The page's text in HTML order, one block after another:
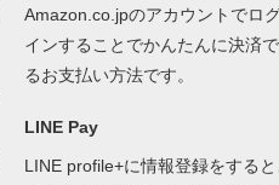
Amazon.co.jpのアカウントでロ
インすることでかんたんに決済で
るお支払い方法です。
LINE Pay
LINE profile+に情報登録をすると